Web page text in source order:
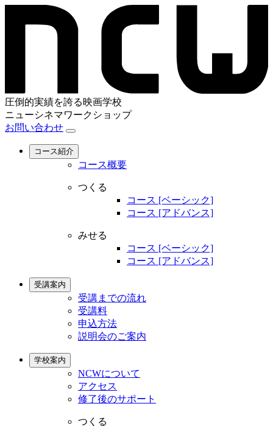
圧倒的実績を誇る映画学校
ニューシネマワークショップ
お問い合わせ
コース紹介
コース概要
つくる
コース [ベーシック]
コース [アドバンス]
みせる
コース [ベーシック]
コース [アドバンス]
受講案内
受講までの流れ
受講料
申込方法
説明会のご案内
学校案内
NCWについて
アクセス
修了後のサポート
つくる